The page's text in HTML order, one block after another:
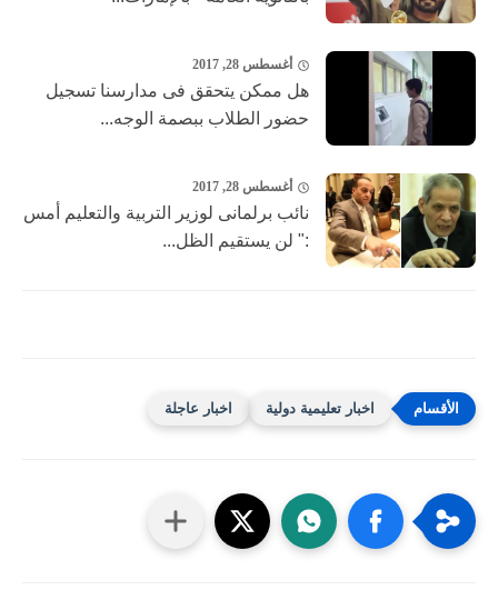
أغسطس 28, 2017
هل ممكن يتحقق فى مدارسنا تسجيل
حضور الطلاب ببصمة الوجه...
أغسطس 28, 2017
نائب برلمانى لوزير التربية والتعليم أمس
:" لن يستقيم الظل...
اخبار تعليمية دولية اخبار عاجلة